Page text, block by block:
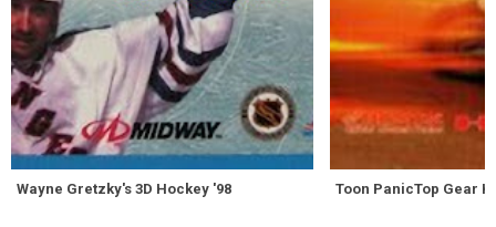
Wayne Gretzky's 3D Hockey '98 Toon PanicTop Gear